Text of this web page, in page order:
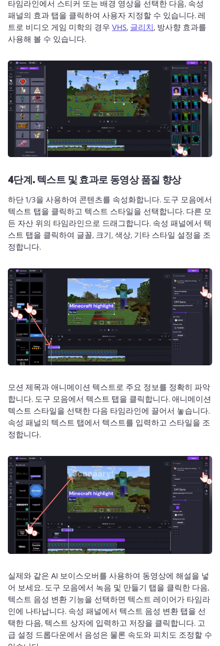
타임라인에서 스티커 또는 배경 영상을 선택한 다음, 속성
패널의 효과 탭을 클릭하여 사용자 지정할 수 있습니다. 레
트로 비디오 게임 미학의 경우 VHS, 글리치, 방사향 효과를
사용해 볼 수 있습니다.
4단계. 텍스트 및 효과로 동영상 품질 향상
하단 1/3을 사용하여 콘텐츠를 속성화합니다. 도구 모음에서
텍스트 탭을 클릭하고 텍스트 스타일을 선택합니다. 다른 모
든 자산 위의 타임라인으로 드래그합니다. 속성 패널에서 텍
스트 탭을 클릭하여 글꼴, 크기, 색상, 기타 스타일 설정을 조
정합니다.
모션 제목과 애니메이션 텍스트로 주요 정보를 정확히 파악
합니다. 도구 모음에서 텍스트 탭을 클릭합니다. 애니메이션
텍스트 스타일을 선택한 다음 타임라인에 끌어서 놓습니다.
속성 패널의 텍스트 탭에서 텍스트를 입력하고 스타일을 조
정합니다.
실제와 같은 AI 보이스오버를 사용하여 동영상에 해설을 넣
어 보세요. 도구 모음에서 녹음 및 만들기 탭을 클릭한 다음,
텍스트 음성 변환 기능을 선택하면 텍스트 레이어가 타임라
인에 나타납니다. 속성 패널에서 텍스트 음성 변환 탭을 선
택한 다음, 텍스트 상자에 입력하고 저장을 클릭합니다. 고
급 설정 드롭다운에서 음성은 물론 속도와 피치도 조정할 수